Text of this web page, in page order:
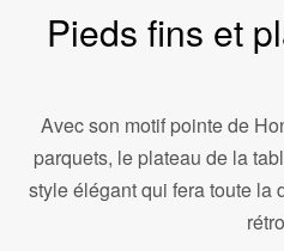
Pieds fins et
Avec son motif pointe de
parquets, le plateau de la
style élégant qui fera toute la